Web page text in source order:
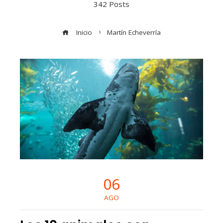
342 Posts
Inicio Martín Echeverría
06
AGO